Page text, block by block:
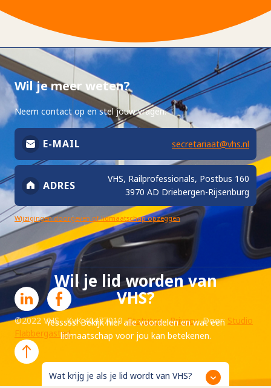
Wil je lid worden van
VHS?
Yesssss! Bekijk hier alle voordelen en wat een
lidmaatschap voor jou kan betekenen.
Wat krijg je als je lid wordt van VHS?
Wil je meer weten?
Neem contact op en stel jouw vragen.
E-MAIL secretariaat@vhs.nl
ADRES
VHS, Railprofessionals, Postbus 160
3970 AD Driebergen-Rijsenburg
Wijzigingen doorgeven of lidmaatschap opzeggen
©2022 VHS KvK 40477010Statuten PrivacyDoor: Studio
Flabbergasted